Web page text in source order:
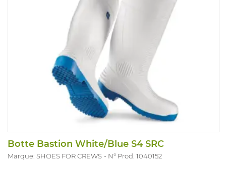
Botte Bastion White/Blue S4 SRC
Marque: SHOES FOR CREWS N° Prod. 1040152